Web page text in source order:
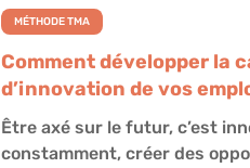
Comment développer la
d’innovation de vos
Être axé sur le futur, c’est
constamment, créer des
MÉTHODE TMA